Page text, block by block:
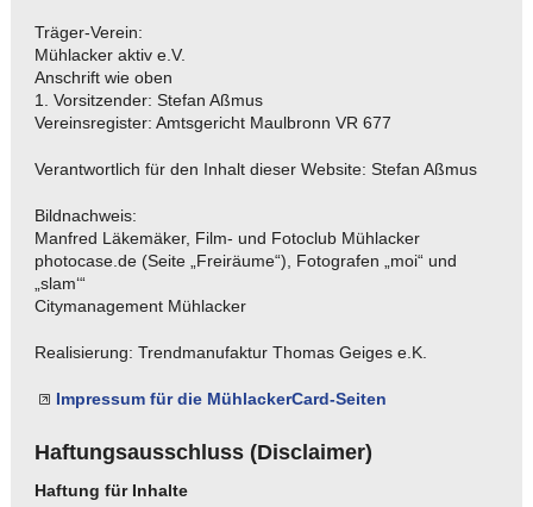
Träger-Verein:
Mühlacker aktiv e.V.
Anschrift wie oben
1. Vorsitzender: Stefan Aßmus
Vereinsregister: Amtsgericht Maulbronn VR 677
Verantwortlich für den Inhalt dieser Website: Stefan Aßmus
Bildnachweis:
Manfred Läkemäker, Film- und Fotoclub Mühlacker
photocase.de (Seite „Freiräume“), Fotografen „moi“ und
„slam‘“
Citymanagement Mühlacker
Realisierung: Trendmanufaktur Thomas Geiges e.K.
Impressum für die MühlackerCard-Seiten
Haftungsausschluss (Disclaimer)
Haftung für Inhalte